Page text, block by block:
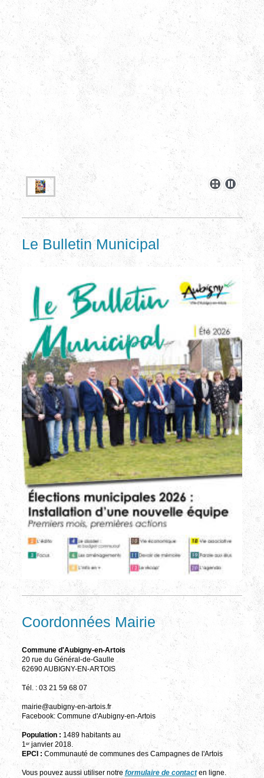
Le Bulletin Municipal
Coordonnées Mairie
Commune d'Aubigny-en-Artois
20 rue du Général-de-Gaulle
62690 AUBIGNY-EN-ARTOIS
Tél. : 03 21 59 68 07
mairie@aubigny-en-artois.fr
Facebook: Commune d'Aubigny-en-Artois
Population : 1489 habitants au
1 erjanvier 2018.
EPCI : Communauté de communes des Campagnes de l'Artois
Vous pouvez aussi utiliser notre formulaire de contact en ligne.